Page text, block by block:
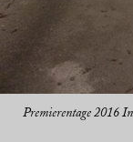
Premierentage 2016